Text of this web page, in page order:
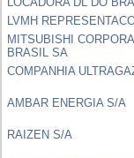
LVMH
MITSUBISHI
BRASIL SA
COMPANHIA
AMBAR ENERGIA S/A
RAIZEN S/A